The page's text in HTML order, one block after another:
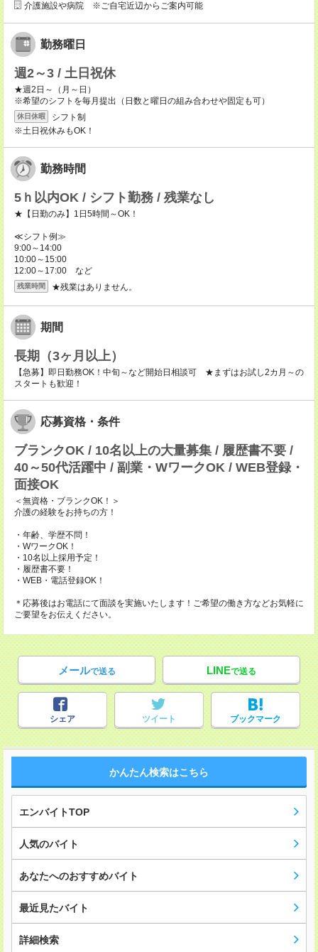
介護施設や病院 ※ご自宅近辺からご案内可能
勤務曜日
週2～3 / 土日祝休
★週2日～（月～日）
※希望のシフトを毎月提出（日数と曜日の組み合わせや固定も可）
休日休暇
シフト制
※土日祝休みもOK！
勤務時間
5ｈ以内OK / シフト勤務 / 残業なし
★【日勤のみ】1日5時間～OK！
≪シフト例≫
9:00～14:00
10:00～15:00
12:00～17:00 など
残業時間 ★残業はありません。
期間
長期（3ヶ月以上）
【急募】即日勤務OK！中旬～など開始日相談可 ★まずはお試し2カ月～の
スタートも歓迎！
応募資格・条件
ブランクOK / 10名以上の大量募集 / 履歴書不要 /
40～50代活躍中 / 副業・WワークOK / WEB登録・
面接OK
＜無資格・ブランクOK！＞
介護の経験をお持ちの方！
・年齢、学歴不問！
・WワークOK！
・10名以上採用予定！
・履歴書不要！
・WEB・電話登録OK！
＊応募後はお電話にて面談を実施いたします！ご希望の働き方などお気軽に
ご要望をお伝えください。
メールで送る LINEで送る
シェア ツイート ブックマーク
かんたん検索はこちら
エンバイトTOP
人気のバイト
あなたへのおすすめバイト
最近見たバイト
詳細検索